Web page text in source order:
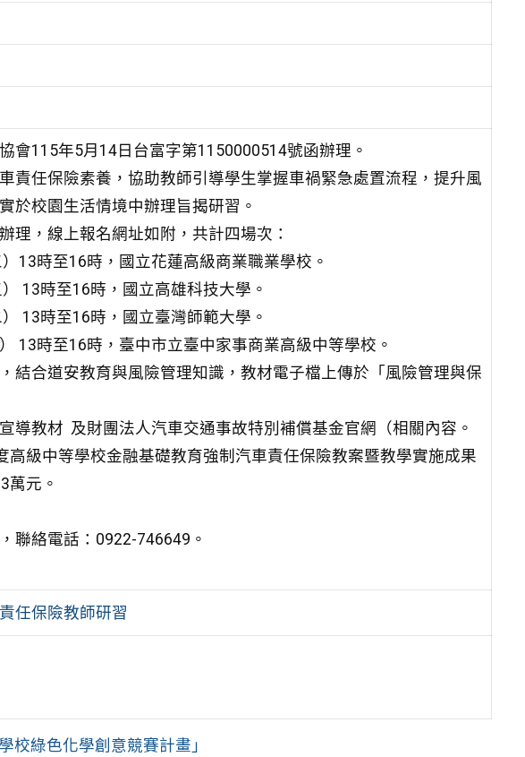
會115年5月14日台富字第1150000514號函辦理。
責任保險素養，協助教師引導學生掌握車禍緊急處置流程，提升風
於校園生活情境中辦理旨揭研習。
理，線上報名網址如附，共計四場次：
13時至16時，國立花蓮高級商業職業學校。
13時至16時，國立高雄科技大學。
13時至16時，國立臺灣師範大學。
13時至16時，臺中市立臺中家事商業高級中等學校。
結合道安教育與風險管理知識，教材電子檔上傳於「風險管理與保
導教材 及財團法人汽車交通事故特別補償基金官網（相關內容。
高級中等學校金融基礎教育強制汽車責任保險教案暨教學實施成果
萬元。
聯絡電話：0922-746649。
任保險教師研習
校綠色化學創意競賽計畫」